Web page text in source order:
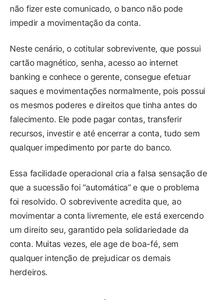
não fizer este comunicado, o banco não pode
impedir a movimentação da conta.
Neste cenário, o cotitular sobrevivente, que possui
cartão magnético, senha, acesso ao internet
banking e conhece o gerente, consegue efetuar
saques e movimentações normalmente, pois possui
os mesmos poderes e direitos que tinha antes do
falecimento. Ele pode pagar contas, transferir
recursos, investir e até encerrar a conta, tudo sem
qualquer impedimento por parte do banco.
Essa facilidade operacional cria a falsa sensação de
que a sucessão foi “automática” e que o problema
foi resolvido. O sobrevivente acredita que, ao
movimentar a conta livremente, ele está exercendo
um direito seu, garantido pela solidariedade da
conta. Muitas vezes, ele age de boa-fé, sem
qualquer intenção de prejudicar os demais
herdeiros.